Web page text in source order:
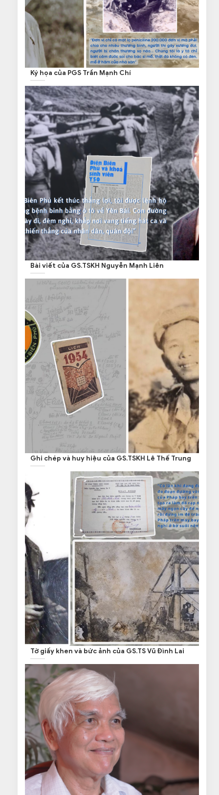
Ký họa của PGS Trần Mạnh Chí
Bài viết của GS.TSKH Nguyễn Mạnh Liên
Ghi chép và huy hiệu của GS.TSKH Lê Thế Trung
Tờ giấy khen và bức ảnh của GS.TS Vũ Đình Lai